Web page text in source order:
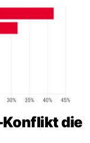
Konflikt die